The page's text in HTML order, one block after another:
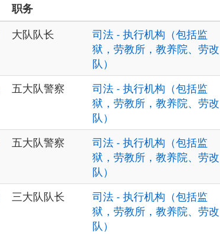
职务
大队队长
司法 - 执行机构（包括监
狱，劳教所，教养院、劳改
队）
五大队警察
司法 - 执行机构（包括监
狱，劳教所，教养院、劳改
队）
五大队警察
司法 - 执行机构（包括监
狱，劳教所，教养院、劳改
队）
三大队队长
司法 - 执行机构（包括监
狱，劳教所，教养院、劳改
队）